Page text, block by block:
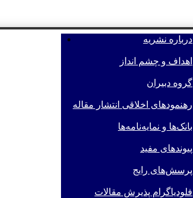
درباره نشریه
اهداف و چشم انداز
گروه دبیران
رهنمودهای اخلاقی انتشار مقاله
بانک‌ها و نمایه‌‌نامه‌ها
پیوندهای مفید
پرسش‌های رایج
فلودیاگرام پذیرش مقالات
راهنمای